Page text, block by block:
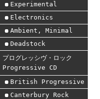
Experimental
Electronics
Ambient, Minimal
Deadstock
プログレッシヴ・ロック
Progressive CD
British Progressive
Canterbury Rock